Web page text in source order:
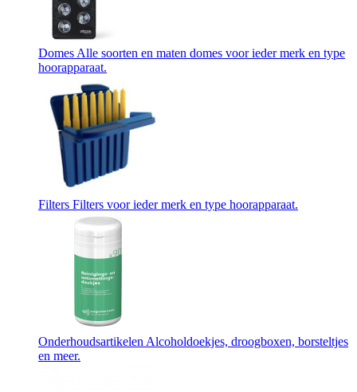
Domes Alle soorten en maten domes voor ieder merk en type
hoorapparaat.
Filters Filters voor ieder merk en type hoorapparaat.
Onderhoudsartikelen Alcoholdoekjes, droogboxen, borsteltjes
en meer.